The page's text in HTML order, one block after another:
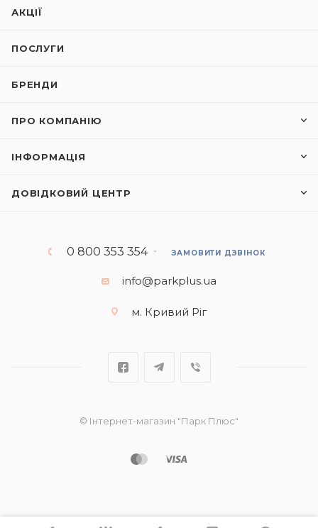
АКЦІЇ
ПОСЛУГИ
БРЕНДИ
ПРО КОМПАНІЮ
ІНФОРМАЦІЯ
ДОВІДКОВИЙ ЦЕНТР
0 800 353 354 ЗАМОВИТИ ДЗВІНОК
info@parkplus.ua
м. Кривий Ріг
© Інтернет-магазин "Парк Плюс"